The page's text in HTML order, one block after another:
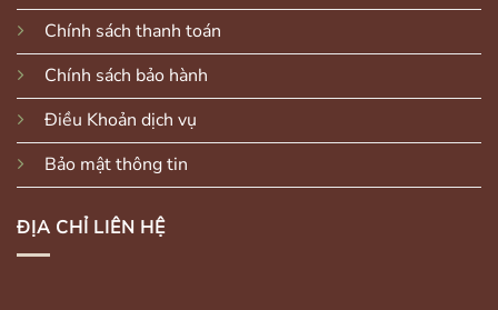
Chính sách thanh toán
Chính sách bảo hành
Điều Khoản dịch vụ
Bảo mật thông tin
ĐỊA CHỈ LIÊN HỆ